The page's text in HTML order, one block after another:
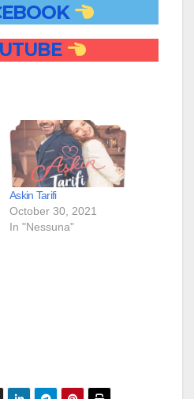
Askin Tarifi
October 30, 2021
In "Nessuna"